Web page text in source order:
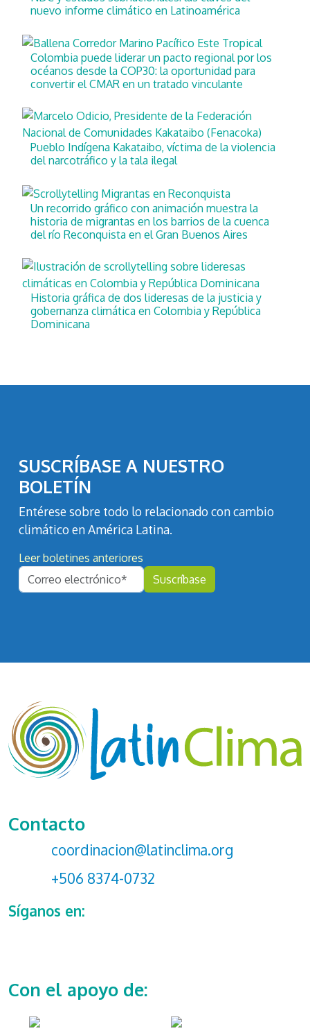
nuevo informe climático en Latinoamérica
Colombia puede liderar un pacto regional por los
océanos desde la COP30: la oportunidad para
convertir el CMAR en un tratado vinculante
Pueblo Indígena Kakataibo, víctima de la violencia
del narcotráfico y la tala ilegal
Un recorrido gráfico con animación muestra la
historia de migrantas en los barrios de la cuenca
del río Reconquista en el Gran Buenos Aires
Historia gráfica de dos lideresas de la justicia y
gobernanza climática en Colombia y República
Dominicana
SUSCRÍBASE A NUESTRO
BOLETÍN
Entérese sobre todo lo relacionado con cambio
climático en América Latina.
Leer boletines anteriores
Contacto
coordinacion@latinclima.org
+506 8374-0732
Síganos en:
Con el apoyo de: